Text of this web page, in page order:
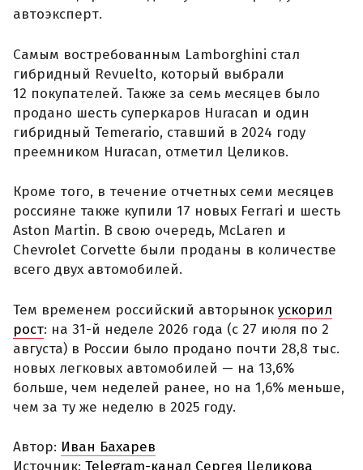
автоэксперт.
Самым востребованным Lamborghini стал
гибридный Revuelto, который выбрали
12 покупателей. Также за семь месяцев было
продано шесть суперкаров Huracan и один
гибридный Temerario, ставший в 2024 году
преемником Huracan, отметил Целиков.
Кроме того, в течение отчетных семи месяцев
россияне также купили 17 новых Ferrari и шесть
Aston Martin. В свою очередь, McLaren и
Chevrolet Corvette были проданы в количестве
всего двух автомобилей.
Тем временем российский авторынок ускорил
рост: на 31-й неделе 2026 года (с 27 июля по 2
августа) в России было продано почти 28,8 тыс.
новых легковых автомобилей — на 13,6%
больше, чем неделей ранее, но на 1,6% меньше,
чем за ту же неделю в 2025 году.
Автор: Иван Бахарев
Источник: Telegram-канал Сергея Целикова